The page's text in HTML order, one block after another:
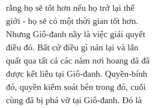
rằng họ sẽ tốt hơn nếu họ trở lại thế
giới - họ sẽ có một thời gian tốt hơn.
Nhưng Giô-đanh nầy là việc giải quyết
điều đó. Bất cứ điều gì nán lại và lẩn
quất qua tất cả các năm nơi hoang dã đã
được kết liễu tại Giô-đanh. Quyền-bính
đó, quyền kiểm soát bên trong đó, cuối
cùng đã bị phá vỡ tại Giô-đanh. Đó là